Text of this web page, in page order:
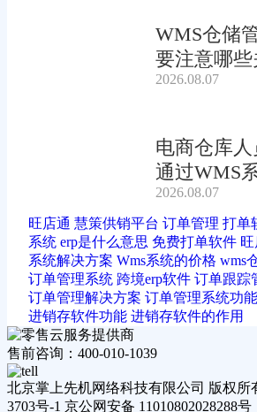
WMS仓储
要注意哪些
2026.08.07
电商仓库
通过WMS
升?
2026.08.07
旺店通 慧策供销平台 订单管理 打单
系统 erp是什么意思 免费打单软件 旺
系统解决方案 Wms系统的价格 wms
订单管理系统 跨境erp软件 订单跟踪
订单管理解决方案 订单管理系统功能
进销存软件功能 进销存软件的作用
售前咨询：400-010-1039
北京掌上先机网络科技有限公司 版权所
3703号-1 京公网安备 11010802028288号